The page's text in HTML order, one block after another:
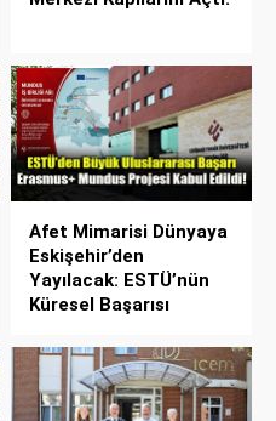
Afet Mimarisi Dünyaya
Eskişehir’den
Yayılacak: ESTÜ’nün
Küresel Başarısı